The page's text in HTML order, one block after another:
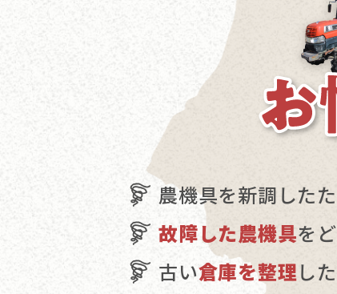
農機具を新調した
故障した農機具を
古い倉庫を整理し